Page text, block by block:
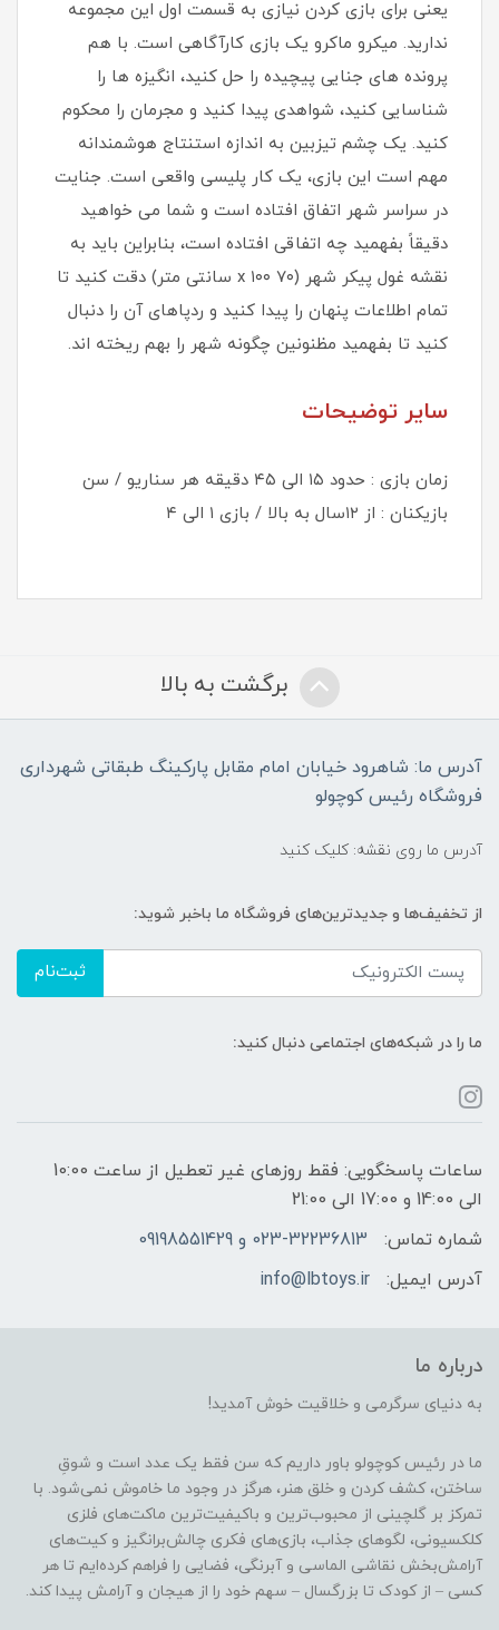
یعنی برای بازی کردن نیازی به قسمت اول این مجموعه
ندارید. میکرو ماکرو یک بازی کارآگاهی است. با هم
پرونده های جنایی پیچیده را حل کنید، انگیزه ها را
شناسایی کنید، شواهدی پیدا کنید و مجرمان را محکوم
کنید. یک چشم تیزبین به اندازه استنتاج هوشمندانه
مهم است این بازی، یک کار پلیسی واقعی است. جنایت
در سراسر شهر اتفاق افتاده است و شما می خواهید
دقیقاً بفهمید چه اتفاقی افتاده است، بنابراین باید به
نقشه غول پیکر شهر (۷۰ x ۱۰۰ سانتی متر) دقت کنید تا
تمام اطلاعات پنهان را پیدا کنید و ردپاهای آن را دنبال
کنید تا بفهمید مظنونین چگونه شهر را بهم ریخته اند.
سایر توضیحات
زمان بازی : حدود ۱۵ الی ۴۵ دقیقه هر سناریو / سن
بازیکنان : از ۱۲سال به بالا / بازی ۱ الی ۴
برگشت به بالا
آدرس ما: شاهرود خیابان امام مقابل پارکینگ طبقاتی شهرداری
فروشگاه رئیس کوچولو
آدرس ما روی نقشه: کلیک کنید
از تخفیف‌ها و جدیدترین‌های فروشگاه ما باخبر شوید:
ثبت‌نام
ما را در شبکه‌های اجتماعی دنبال کنید:
ساعات پاسخگویی: فقط روزهای غیر تعطیل از ساعت 10:00
الی 14:00 و 17:00 الی 21:00
شماره تماس:
023-32236813 و 09198551429
آدرس ایمیل:
info@lbtoys.ir
درباره ما
به دنیای سرگرمی و خلاقیت خوش آمدید!
ما در رئیس کوچولو باور داریم که سن فقط یک عدد است و شوقِ
ساختن، کشف کردن و خلق هنر، هرگز در وجود ما خاموش نمی‌شود. با
تمرکز بر گلچینی از محبوب‌ترین و باکیفیت‌ترین ماکت‌های فلزی
کلکسیونی، لگوهای جذاب، بازی‌های فکری چالش‌برانگیز و کیت‌های
آرامش‌بخش نقاشی الماسی و آبرنگی، فضایی را فراهم کرده‌ایم تا هر
کسی – از کودک تا بزرگسال – سهم خود را از هیجان و آرامش پیدا کند.